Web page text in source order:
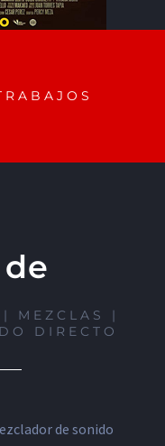
MEZCLAS |
DIRECTO
de sonido